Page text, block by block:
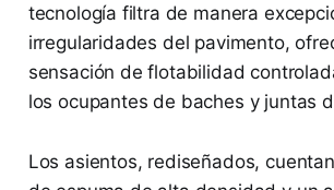
tecnología filtra de manera
irregularidades del pavimento,
sensación de flotabilidad
los ocupantes de baches y juntas
Los asientos, rediseñados,